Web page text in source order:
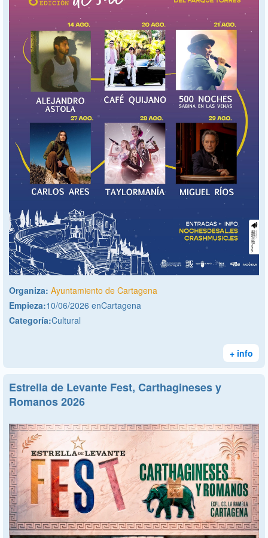
Organiza: Ayuntamiento de Cartagena
Empieza:10/06/2026 enCartagena
Categoría:Cultural
+ info
Estrella de Levante Fest, Carthagineses y
Romanos 2026